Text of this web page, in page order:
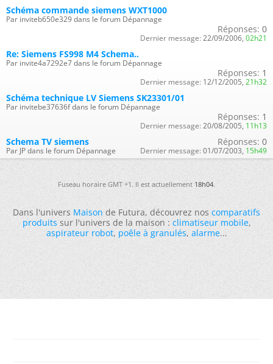
Schéma commande siemens WXT1000
Par inviteb650e329 dans le forum Dépannage
Réponses: 0
Dernier message: 22/09/2006, 02h21
Re: Siemens FS998 M4 Schema..
Par invite4a7292e7 dans le forum Dépannage
Réponses: 1
Dernier message: 12/12/2005, 21h32
Schéma technique LV Siemens SK23301/01
Par invitebe37636f dans le forum Dépannage
Réponses: 1
Dernier message: 20/08/2005, 11h13
Schema TV siemens
Par JP dans le forum Dépannage
Réponses: 0
Dernier message: 01/07/2003, 15h49
Fuseau horaire GMT +1. Il est actuellement18h04.
Dans l'universMaisonde Futura, découvrez noscomparatifs
produitssur l'univers de la maison :climatiseur mobile,
aspirateur robot,poêle à granulés,alarme...